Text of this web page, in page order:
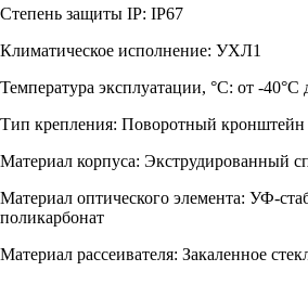
Степень защиты IP: IP67
Климатическое исполнение: УХЛ1
Температура эксплуатации, °С: от -40°C
Тип крепления: Поворотный кронштейн
Материал корпуса: Экструдированный
Материал оптического элемента: УФ-
поликарбонат
Материал рассеивателя: Закаленное